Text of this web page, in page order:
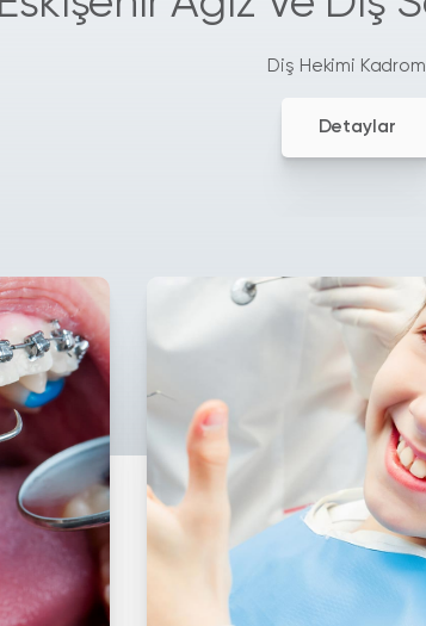
Diş Hekimi
Detaylar